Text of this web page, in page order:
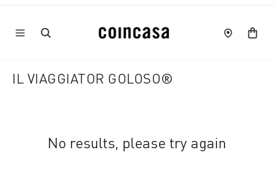
IL VIAGGIATOR GOLOSO®
No results, please try again